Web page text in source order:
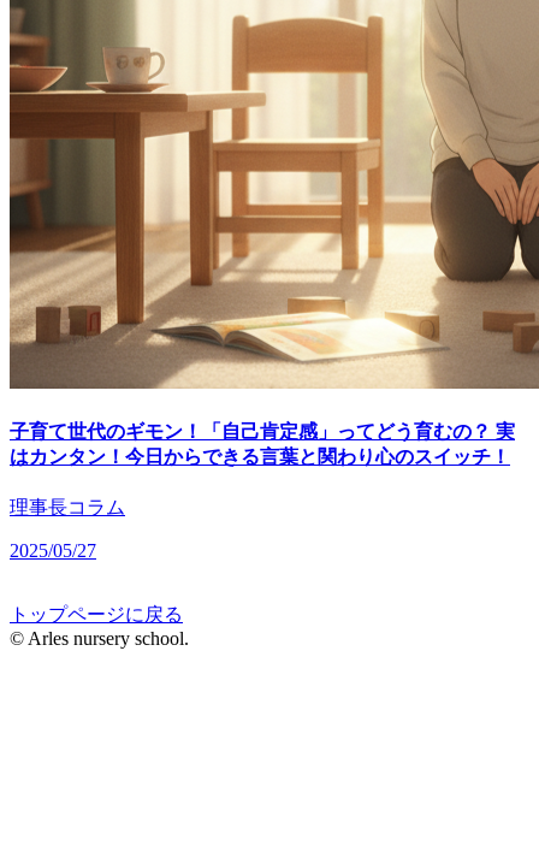
子育て世代のギモン！「自己肯定感」ってどう育むの？ 実
はカンタン！今日からできる言葉と関わり心のスイッチ！
理事長コラム
2025/05/27
トップページに戻る
© Arles nursery school.